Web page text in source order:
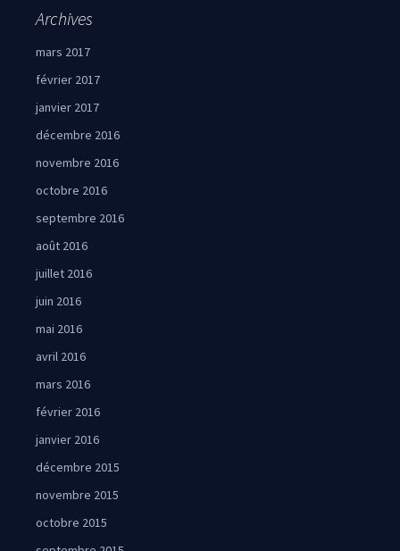
Archives
mars 2017
février 2017
janvier 2017
décembre 2016
novembre 2016
octobre 2016
septembre 2016
août 2016
juillet 2016
juin 2016
mai 2016
avril 2016
mars 2016
février 2016
janvier 2016
décembre 2015
novembre 2015
octobre 2015